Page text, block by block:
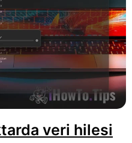
veri hilesi